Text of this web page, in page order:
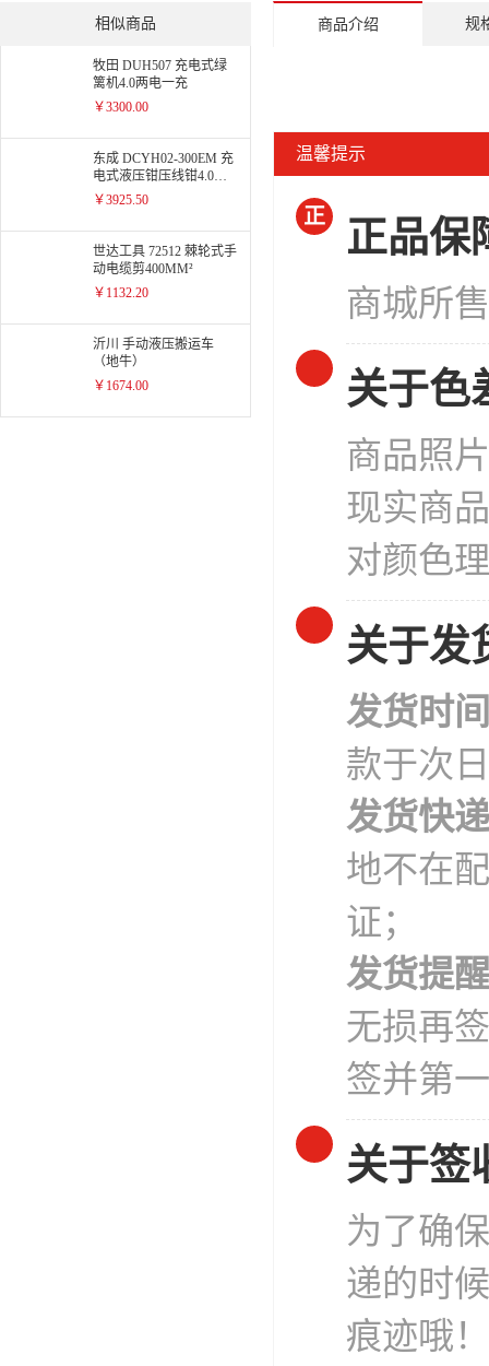
相似商品
牧田 DUH507 充电式绿
篱机4.0两电一充
￥3300.00
东成 DCYH02-300EM 充
电式液压钳压线钳4.0两
电一充
￥3925.50
世达工具 72512 棘轮式手
动电缆剪400MM²
￥1132.20
沂川 手动液压搬运车
（地牛）
￥1674.00
商品介绍 规
温馨提示
正 正品保
商城所
关于色
商品照
现实商
对颜色
关于发
发货时间
款于次
发货快递
地不在
证；
发货提醒
无损再
签并第
关于签
为了确
递的时
痕迹哦